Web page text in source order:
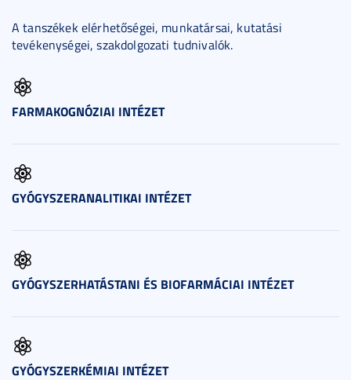
A tanszékek elérhetőségei, munkatársai, kutatási
tevékenységei, szakdolgozati tudnivalók.
FARMAKOGNÓZIAI INTÉZET
GYÓGYSZERANALITIKAI INTÉZET
GYÓGYSZERHATÁSTANI ÉS BIOFARMÁCIAI INTÉZET
GYÓGYSZERKÉMIAI INTÉZET